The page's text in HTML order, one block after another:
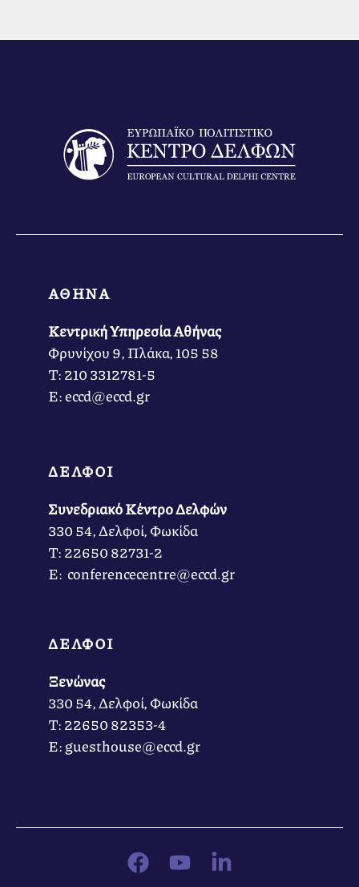
ΑΘΗΝΑ
Κεντρική Υπηρεσία Αθήνας
Φρυνίχου 9, Πλάκα, 105 58
Τ: 210 3312781-5
Ε: eccd@eccd.gr
ΔΕΛΦΟΙ
Συνεδριακό Κέντρο Δελφών
330 54, Δελφοί, Φωκίδα
Τ: 22650 82731-2
Ε: conferencecentre@eccd.gr
ΔΕΛΦΟΙ
Ξενώνας
330 54, Δελφοί, Φωκίδα
Τ: 22650 82353-4
Ε: guesthouse@eccd.gr